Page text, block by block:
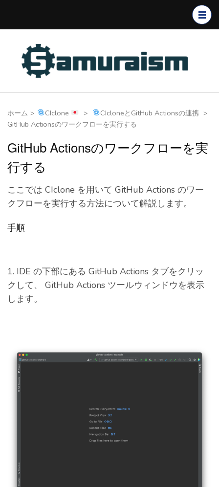
ッ
プ
(Enter
押
す)
ホーム > CIclone > CIcloneとGitHub Actionsの連携 >
GitHub Actionsのワークフローを実行する
GitHub Actionsのワークフローを実
行する
ここでは CIclone を用いて GitHub Actions のワー
クフローを実行する方法について解説します。
手順
1. IDE の下部にある GitHub Actions タブをクリッ
クして、 GitHub Actions ツールウィンドウを表示
します。